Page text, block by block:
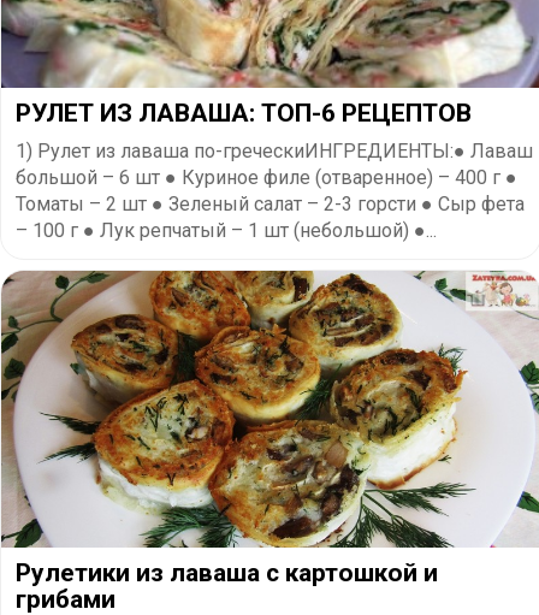
​РУЛЕТ ИЗ ЛАВАША: ТОП-6 РЕЦЕПТОВ
1) Рулет из лаваша по-греческиИНГРЕДИЕНТЫ:● Лаваш
большой – 6 шт ● Куриное филе (отваренное) – 400 г ●
Томаты – 2 шт ● Зеленый салат – 2-3 горсти ● Сыр фета
– 100 г ● Лук репчатый – 1 шт (небольшой) ●...
Рулетики из лаваша с картошкой и
грибами